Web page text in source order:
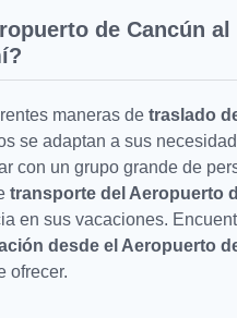
de Cancún al
maneras de traslado
se adaptan a sus
con un grupo grande de
transporte del Aeropuerto
en sus vacaciones.
desde el Aeropuerto
ofrecer.